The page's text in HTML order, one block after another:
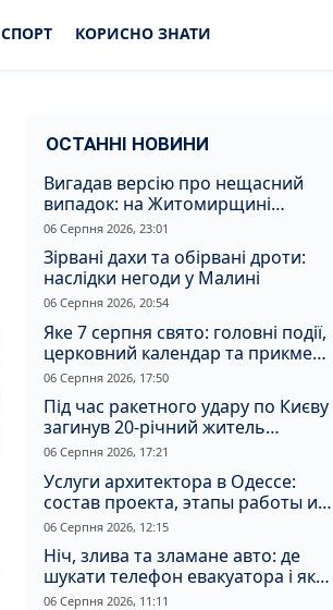
СПОРТ КОРИСНО ЗНАТИ
ОСТАННІ НОВИНИ
Вигадав версію про нещасний
випадок: на Житомирщині
судитимуть чоловіка за вбивство
співмешканки
06 Серпня 2026, 23:01
Зірвані дахи та обірвані дроти:
наслідки негоди у Малині
06 Серпня 2026, 20:54
Яке 7 серпня свято: головні події,
церковний календар та прикмети
дня
06 Серпня 2026, 17:50
Під час ракетного удару по Києву
загинув 20-річний житель
Житомирщини
06 Серпня 2026, 17:21
Услуги архитектора в Одессе:
состав проекта, этапы работы и
стоимость
06 Серпня 2026, 12:15
Ніч, злива та зламане авто: де
шукати телефон евакуатора і як
не натрапити на аферистів
06 Серпня 2026, 11:11